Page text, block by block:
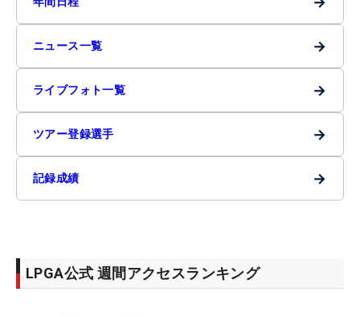
ニュース一覧 →
ライブフォト一覧 →
ツアー登録選手 →
記録成績 →
LPGA公式 週間アクセスランキング